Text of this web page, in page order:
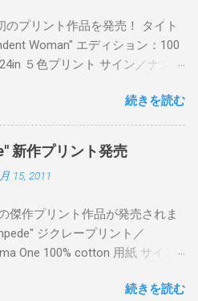
のプリント作品を発売！ タイト
Woman" エディション：100
５色プリント サイン／ナンバ
ュバージョン（エディション：
は８月２６日に こちら から
続きを読む
新作プリント発売
15, 2011
傑作プリント作品が発売されま
ジクレープリント／
One 100% cotton 用紙 サイズ:
価格: $350 + 送料 購入は こち
続きを読む